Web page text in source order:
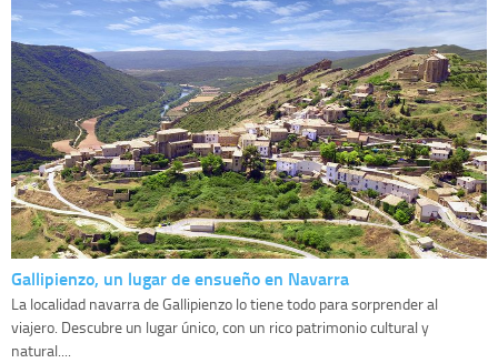
Gallipienzo, un lugar de ensueño en Navarra
La localidad navarra de Gallipienzo lo tiene todo para sorprender al
viajero. Descubre un lugar único, con un rico patrimonio cultural y
natural....